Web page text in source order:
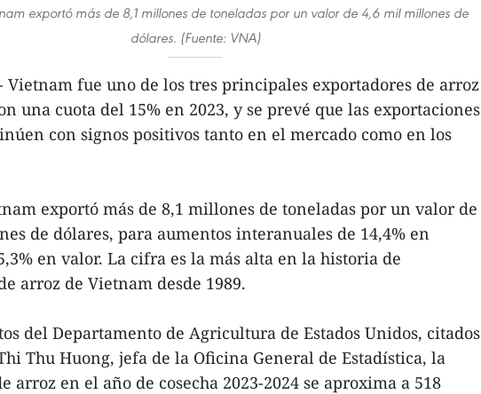
exportó más de 8,1 millones de toneladas por un valor de 4,6 mil millones de
dólares. (Fuente: VNA)
Vietnam fue uno de los tres principales exportadores de arroz
una cuota del 15% en 2023, y se prevé que las exportaciones
con signos positivos tanto en el mercado como en los
exportó más de 8,1 millones de toneladas por un valor de
de dólares, para aumentos interanuales de 14,4% en
en valor. La cifra es la más alta en la historia de
arroz de Vietnam desde 1989.
del Departamento de Agricultura de Estados Unidos, citados
Thu Huong, jefa de la Oficina General de Estadística, la
arroz en el año de cosecha 2023-2024 se aproxima a 518